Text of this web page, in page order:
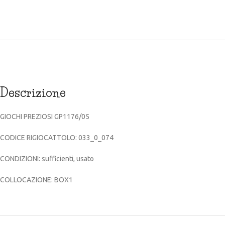
Descrizione
GIOCHI PREZIOSI GP1176/05
CODICE RIGIOCATTOLO: 033_0_074
CONDIZIONI: sufficienti, usato
COLLOCAZIONE: BOX1